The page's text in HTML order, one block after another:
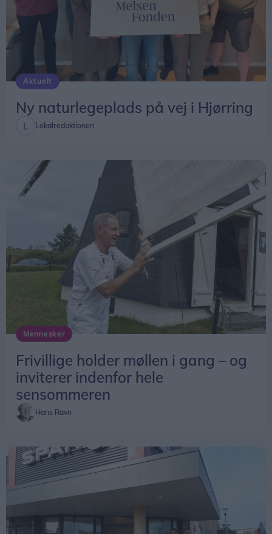
Aktuelt
Ny naturlegeplads på vej i Hjørring
Lokalredaktionen
Mennesker
Frivillige holder møllen i gang – og
inviterer indenfor hele
sensommeren
Hans Ravn